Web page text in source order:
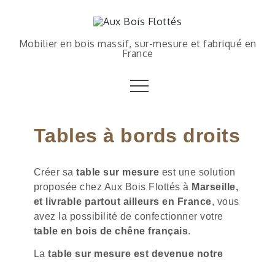
Mobilier en bois massif, sur-mesure et fabriqué en
France
Tables à bords droits
Créer sa table sur mesure est une solution
proposée chez Aux Bois Flottés à Marseille,
et livrable partout ailleurs en France, vous
avez la possibilité de confectionner votre
table en bois de chêne français.
Latable sur mesure est devenue notre